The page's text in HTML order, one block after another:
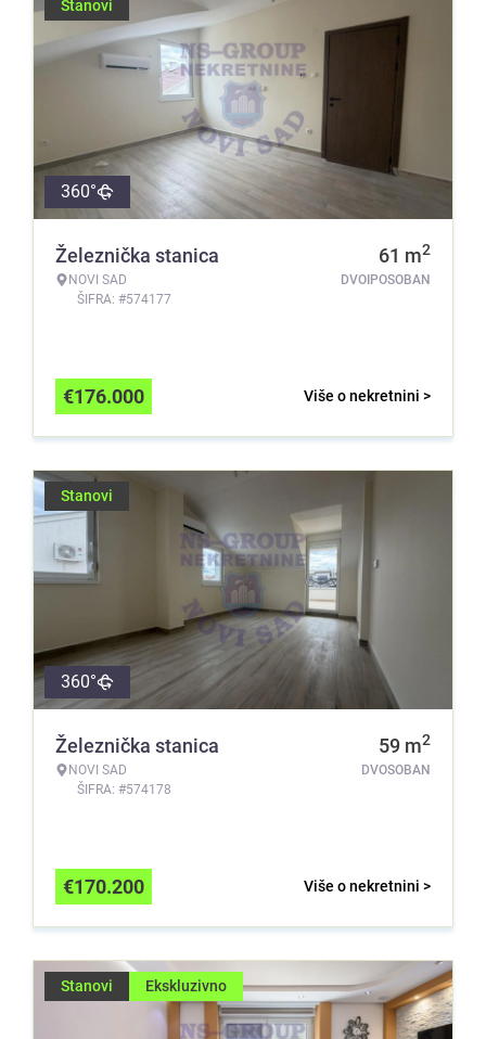
Stanovi
360°
Železnička stanica
NOVI SAD
ŠIFRA: #574177
61 m2
DVOIPOSOBAN
Više o nekretnini >
€176.000
Stanovi
360°
Železnička stanica
NOVI SAD
ŠIFRA: #574178
59 m2
DVOSOBAN
Više o nekretnini >
€170.200
Stanovi Ekskluzivno